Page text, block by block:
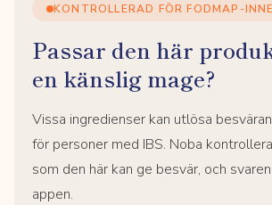
KONTROLLERAD FÖR FODMAP-
Passar den här
en känslig mage?
Vissa ingredienser kan utlösa
för personer med IBS. Noba
som den här kan ge besvär, och
appen.